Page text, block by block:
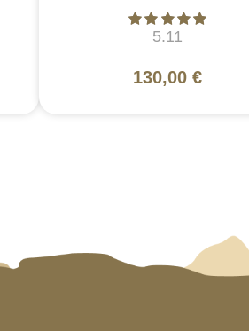
5.11
130,00 €